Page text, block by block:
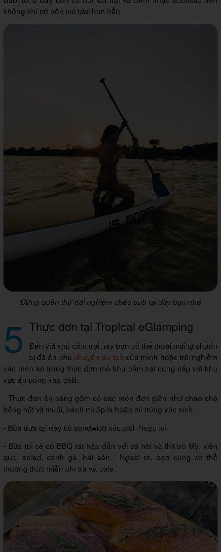
không khí trở nên vui tươi hơn hẳn.
Đừng quên thử trải nghiệm chèo sub tại đây bạn nhé
5 Thực đơn tại Tropical eGlamping
Đến với khu cắm trại này bạn có thể thoải mái tự chuẩn
bị đồ ăn cho chuyến du lịch của mình hoặc trải nghiệm
các món ăn trong thực đơn mà khu cắm trại cung cấp với khu
vực ăn uống khá chill.
- Thực đơn ăn sáng gồm có các món đơn giản như cháo chà
bông hột vịt muối, bánh mì ốp la hoặc mì trứng xúc xích.
- Bữa trưa tại đây có sandwich xúc xích hoặc mì.
- Bữa tối sẽ có BBQ rất hấp dẫn với cá hồi và thịt bò Mỹ, xiên
que, salad, cánh gà, hải sản... Ngoài ra, bạn cũng có thể
thưởng thức miễn phí trà và cafe.